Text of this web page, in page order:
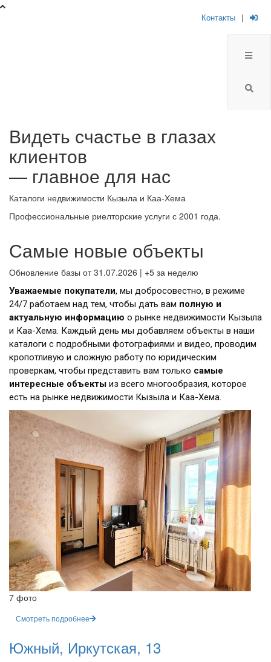
Контакты |
Брокер
Плюс
риелторская
компания
Видеть счастье в глазах
клиентов
— главное для нас
Каталоги недвижимости Кызыла и Каа-Хема
Профессиональные риелторские услуги с 2001 года.
Самые новые объекты
Обновление базы от 31.07.2026 | +5 за неделю
Уважаемые покупатели, мы добросовестно, в режиме
24/7 работаем над тем, чтобы дать вам полную и
актуальную информацию о рынке недвижимости Кызыла
и Каа-Хема. Каждый день мы добавляем объекты в наши
каталоги с подробными фотографиями и видео, проводим
кропотливую и сложную работу по юридическим
проверкам, чтобы представить вам только самые
интересные объекты из всего многообразия, которое
есть на рынке недвижимости Кызыла и Каа-Хема.
7 фото
Смотреть подробнее
Южный, Иркутская, 13